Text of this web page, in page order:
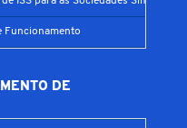
Funcionamento
DE